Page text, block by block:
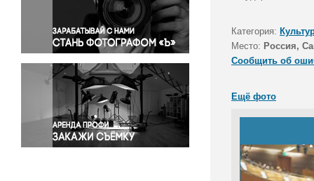
Правосудие
Происшествия и конфликты
Религия
Светская жизнь
Спорт
Экология
Экономика и бизнес
Категория:
Место: Россия,
Сообщить об
Ещё фото